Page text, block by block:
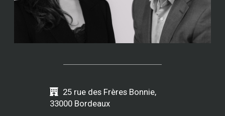
25 rue des Frères Bonnie,
33000 Bordeaux